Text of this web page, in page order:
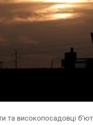
та високопосадовці